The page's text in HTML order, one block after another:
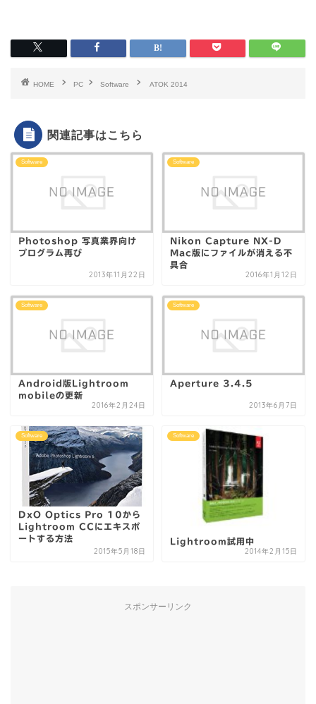
HOME PC Software ATOK 2014
関連記事はこちら
Software
Photoshop 写真業界向け
プログラム再び
2013年11月22日
Software
Nikon Capture NX-D
Mac版にファイルが消える不
具合
2016年1月12日
Software
Android版Lightroom
mobileの更新
2016年2月24日
Software
Aperture 3.4.5
2013年6月7日
Software
DxO Optics Pro 10から
Lightroom CCにエキスポ
ートする方法
2015年5月18日
Software
Lightroom試用中
2014年2月15日
スポンサーリンク